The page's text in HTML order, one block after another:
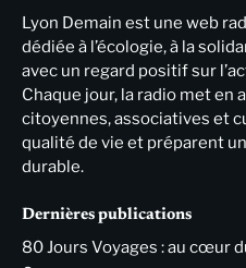
Lyon Demain est une web
dédiée à l’écologie, à la
avec un regard positif sur
Chaque jour, la radio met en
citoyennes, associatives et
qualité de vie et préparent
durable.
Dernières publications
80 Jours Voyages : au cœur